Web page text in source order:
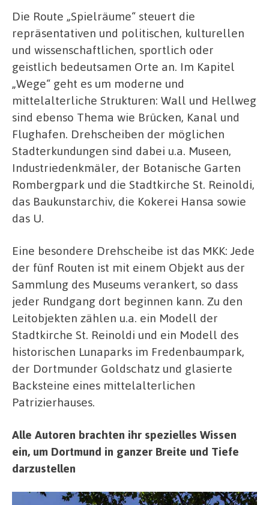
Die Route „Spielräume“ steuert die
repräsentativen und politischen, kulturellen
und wissenschaftlichen, sportlich oder
geistlich bedeutsamen Orte an. Im Kapitel
„Wege“ geht es um moderne und
mittelalterliche Strukturen: Wall und Hellweg
sind ebenso Thema wie Brücken, Kanal und
Flughafen. Drehscheiben der möglichen
Stadterkundungen sind dabei u.a. Museen,
Industriedenkmäler, der Botanische Garten
Rombergpark und die Stadtkirche St. Reinoldi,
das Baukunstarchiv, die Kokerei Hansa sowie
das U.
Eine besondere Drehscheibe ist das MKK: Jede
der fünf Routen ist mit einem Objekt aus der
Sammlung des Museums verankert, so dass
jeder Rundgang dort beginnen kann. Zu den
Leitobjekten zählen u.a. ein Modell der
Stadtkirche St. Reinoldi und ein Modell des
historischen Lunaparks im Fredenbaumpark,
der Dortmunder Goldschatz und glasierte
Backsteine eines mittelalterlichen
Patrizierhauses.
Alle Autoren brachten ihr spezielles Wissen
ein, um Dortmund in ganzer Breite und Tiefe
darzustellen